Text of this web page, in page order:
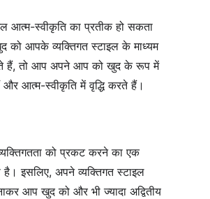
आत्म-स्वीकृति का प्रतीक हो सकता
को आपके व्यक्तिगत स्टाइल के माध्यम
हैं, तो आप अपने आप को खुद के रूप में
आत्म-स्वीकृति में वृद्धि करते हैं।
को प्रकट करने का एक
है। इसलिए, अपने व्यक्तिगत स्टाइल
आप खुद को और भी ज्यादा अद्वितीय